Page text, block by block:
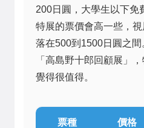
200日圓，大學生以下免
特展的票價會高一些，
落在500到1500日圓之
「高島野十郎回顧展」
覺得很值得。
票種 價格